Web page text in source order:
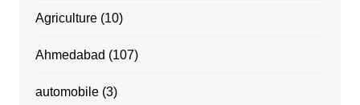
Agriculture(10)
Ahmedabad (107)
automobile(3)